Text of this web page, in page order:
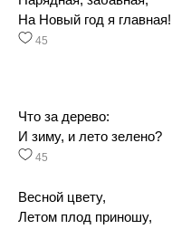
На Новый год я главная!
45
Что за дерево:
И зиму, и лето зелено?
45
Весной цвету,
Летом плод приношу,